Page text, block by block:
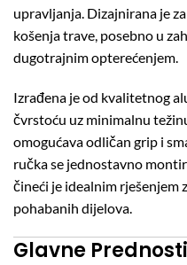
upravljanja. Dizajnirana je
košenja trave, posebno u
dugotrajnim opterećenjem.
Izrađena je od kvalitetnog
čvrstoću uz minimalnu
omogućava odličan grip i
ručka se jednostavno
čineći je idealnim rješenjem
pohabanih dijelova.
Glavne